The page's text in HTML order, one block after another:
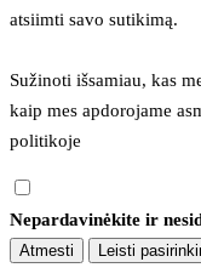
atsiimti savo sutikimą.
Sužinoti išsamiau, kas
kaip mes apdorojame
politikoje
Nepardavinėkite ir
Atmesti Leisti